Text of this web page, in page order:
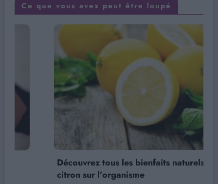
Ce que vous avez peut être loupé
Découvrez tous les bienfaits naturels du
citron sur l’organisme